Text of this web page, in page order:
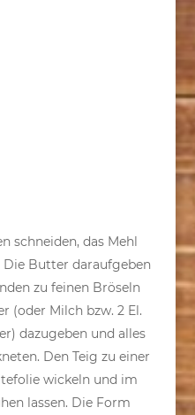
schneiden, das Mehl
Butter daraufgeben
zu feinen Bröseln
(oder Milch bzw. 2 El.
dazugeben und alles
Den Teig zu einer
wickeln und im
lassen. Die Form